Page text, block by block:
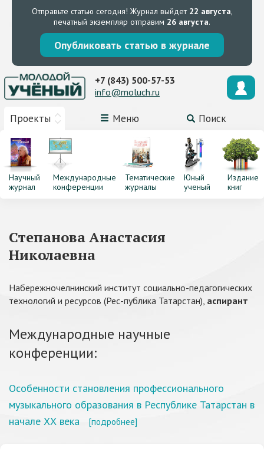
Отправьте статью сегодня! Журнал выйдет 22 августа,
печатный экземпляр отправим 26 августа.
Опубликовать статью в журнале
Проекты Меню Поиск
+7 (843) 500-57-53
info@moluch.ru
Научный
журнал
Международные
конференции
Тематические
журналы
Юный
ученый
Издание
книг
Степанова Анастасия
Николаевна
Набережночелнинский институт социально-педагогических
технологий и ресурсов (Рес-публика Татарстан), аспирант
Международные научные
конференции:
Особенности становления профессионального
музыкального образования в Республике Татарстан в
начале ХХ века
[подробнее]